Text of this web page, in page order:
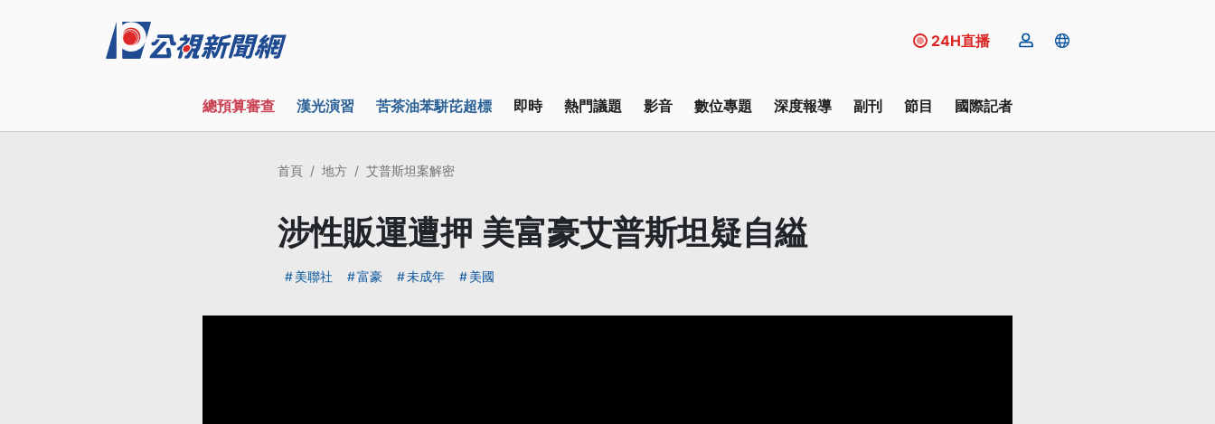
24H直播
總預算審查 漢光演習 苦茶油苯駢芘超標 即時 熱門議題 影音 數位專題 深度報導 副刊 節目 國際記者
首頁 地方 艾普斯坦案解密
涉性販運遭押 美富豪艾普斯坦疑自縊
美聯社 富豪 未成年 美國